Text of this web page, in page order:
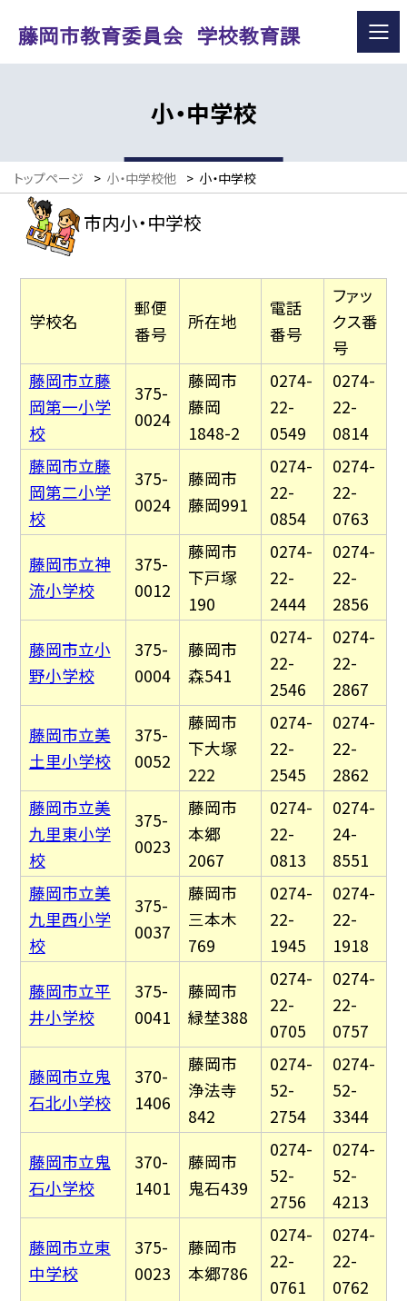
小・中学校
トップページ > 小・中学校他 > 小・中学校
市内小・中学校
学校名
郵便
番号
所在地
電話
番号
ファッ
クス番
号
藤岡市立藤
岡第一小学
校
375-
0024
藤岡市
藤岡
1848-2
0274-
22-
0549
0274-
22-
0814
藤岡市立藤
岡第二小学
校
375-
0024
藤岡市
藤岡991
0274-
22-
0854
0274-
22-
0763
藤岡市立神
流小学校
375-
0012
藤岡市
下戸塚
190
0274-
22-
2444
0274-
22-
2856
藤岡市立小
野小学校
375-
0004
藤岡市
森541
0274-
22-
2546
0274-
22-
2867
藤岡市立美
土里小学校
375-
0052
藤岡市
下大塚
222
0274-
22-
2545
0274-
22-
2862
藤岡市立美
九里東小学
校
375-
0023
藤岡市
本郷
2067
0274-
22-
0813
0274-
24-
8551
藤岡市立美
九里西小学
校
375-
0037
藤岡市
三本木
769
0274-
22-
1945
0274-
22-
1918
藤岡市立平
井小学校
375-
0041
藤岡市
緑埜388
0274-
22-
0705
0274-
22-
0757
藤岡市立鬼
石北小学校
370-
1406
藤岡市
浄法寺
842
0274-
52-
2754
0274-
52-
3344
藤岡市立鬼
石小学校
370-
1401
藤岡市
鬼石439
0274-
52-
2756
0274-
52-
4213
藤岡市立東
中学校
375-
0023
藤岡市
本郷786
0274-
22-
0761
0274-
22-
0762